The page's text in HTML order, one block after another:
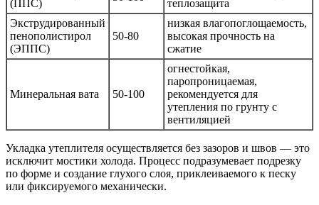
(ППС)
теплозащита
Экструдированный
пенополистирол
(ЭППС)
50-80
низкая влагопоглощаемость,
высокая прочность на
сжатие
Минеральная вата 50-100
огнестойкая,
паропроницаемая,
рекомендуется для
утепления по грунту с
вентиляцией
Укладка утеплителя осуществляется без зазоров и швов — это
исключит мостики холода. Процесс подразумевает подрезку
по форме и создание глухого слоя, приклеиваемого к песку
или фиксируемого механически.